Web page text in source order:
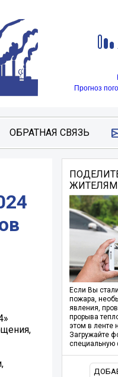
Прогноз
ОБРАТНАЯ СВЯЗЬ
Если Вы
пожара,
явления,
прорыва
этом в ленте
Загружайте
специальную